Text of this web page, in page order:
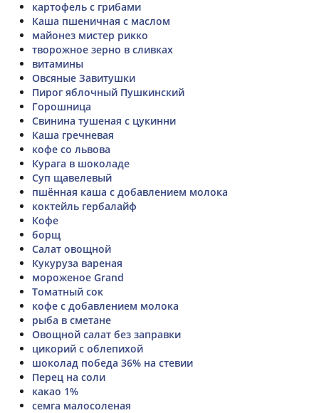
картофель с грибами
Каша пшеничная с маслом
майонез мистер рикко
творожное зерно в сливках
витамины
Овсяные Завитушки
Пирог яблочный Пушкинский
Горошница
Свинина тушеная с цукинни
Каша гречневая
кофе со львова
Курага в шоколаде
Суп щавелевый
пшённая каша с добавлением молока
коктейль гербалайф
Кофе
борщ
Салат овощной
Кукуруза вареная
мороженое Grand
Томатный сок
кофе с добавлением молока
рыба в сметане
Овощной салат без заправки
цикорий с облепихой
шоколад победа 36% на стевии
Перец на соли
какао 1%
семга малосоленая